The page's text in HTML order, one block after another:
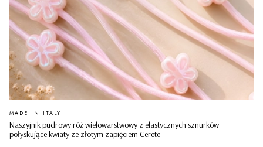
Naszyjnik pudrowy róż wielowarstwowy z elastycznych sznurków
połyskujące kwiaty ze złotym zapięciem Cerete
PRODUCENT
MADE IN ITALY